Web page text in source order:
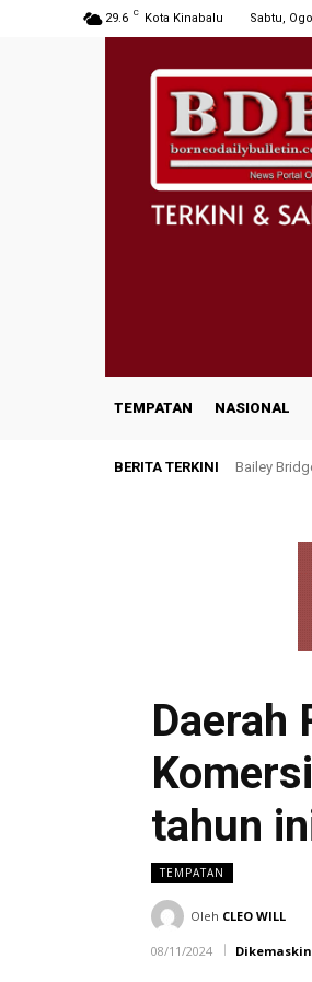
29.6 C Kota Kinabalu Sabtu,
TEMPATAN NASIONAL
BERITA TERKINI Bailey
Daerah
tahun
TEMPATAN
Oleh CLEO WILL
08/11/2024